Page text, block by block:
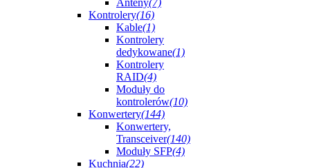
Anteny(7)
Kontrolery(16)
Kable(1)
Kontrolery
dedykowane(1)
Kontrolery
RAID(4)
Moduły do
kontrolerów(10)
Konwertery(144)
Konwertery,
Transceiver(140)
Moduły SFP(4)
Kuchnia(22)